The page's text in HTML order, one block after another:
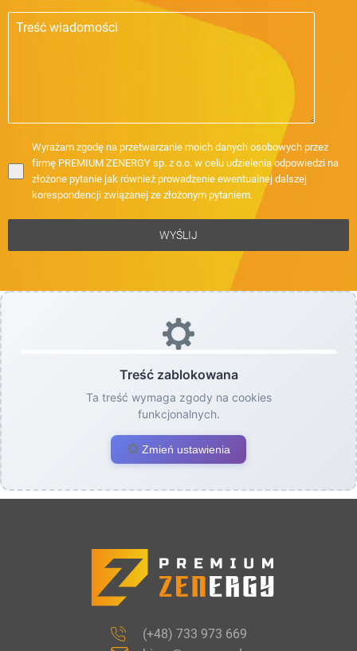
Wyrażam zgodę na przetwarzanie moich danych osobowych przez
firmę PREMIUM ZENERGY sp. z o.o. w celu udzielenia odpowiedzi na
złożone pytanie jak również prowadzenie ewentualnej dalszej
korespondencji związanej ze złożonym pytaniem.
WYŚLIJ
Treść zablokowana
Ta treść wymaga zgody na cookies
funkcjonalnych.
Zmień ustawienia
(+48) 733 973 669